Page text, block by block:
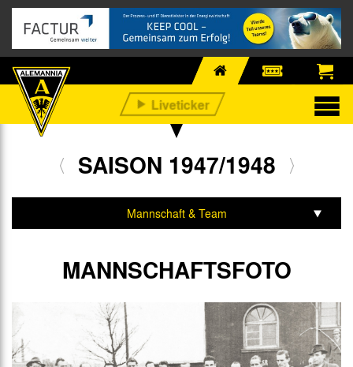
SAISON 1947/1948
Mannschaft & Team
MANNSCHAFTSFOTO